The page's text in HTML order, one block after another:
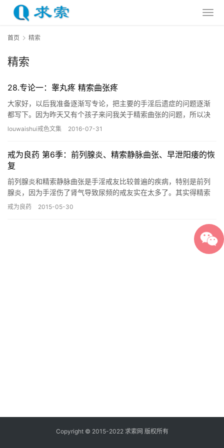
首页 精索
精索
28.专论一：睾丸疼 精索曲张疼
大家好，以后我准备逐渐写专论，把主要的手淫后遗症的问题逐渐
都写下。因为昨天又有个孩子来问我关于精索曲张的问题，所以决
定先专门写这个问题，主要是为了提供正确的思路，从而没必要引
louwaishui戒色文集 2016-07-31
戒为良药 第6季：前列腺炎、精索静脉曲张、早泄阳痿的恢
复
前列腺炎和精索静脉曲张是手淫戒友比较普遍的疾病，特别是前列
腺炎，因为手淫伤了肾气导致尿频的戒友实在太多了。其实得精索
静脉曲张的人也有很多，只是很多人并不知道自己已经得上了，精
戒为良药 2015-05-30
Copyright © 2015-2022 求索网 版权所有